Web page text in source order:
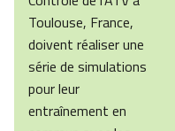
Toulouse, France,
doivent réaliser une
série de simulations
pour leur
entraînement en